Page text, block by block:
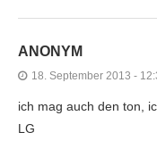
ANONYM
18. September 2013 -
ich mag auch den ton,
LG